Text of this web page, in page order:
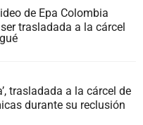
de Epa Colombia
trasladada a la cárcel
trasladada a la cárcel de
durante su reclusión